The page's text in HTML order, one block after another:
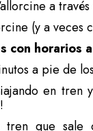
a través
(y a veces
con horarios
a pie de
en tren
que sale